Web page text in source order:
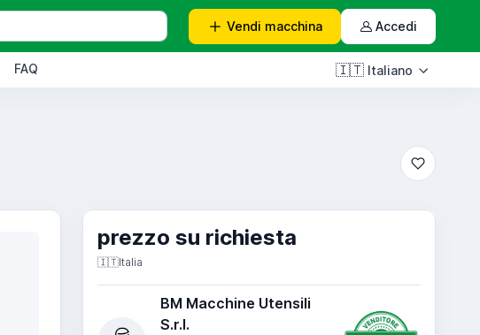
Vendi macchina Accedi
FAQ 🇮🇹 Italiano
prezzo su richiesta
🇮🇹Italia
BM Macchine Utensili
S.r.l.